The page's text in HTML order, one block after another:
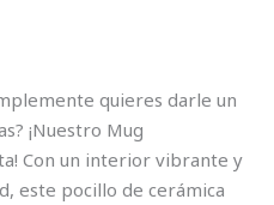
quieres darle un
¡Nuestro Mug
Con un interior vibrante y
este pocillo de cerámica